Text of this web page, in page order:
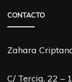
CONTACTO
Zahara
C/ Tercia, 22 –